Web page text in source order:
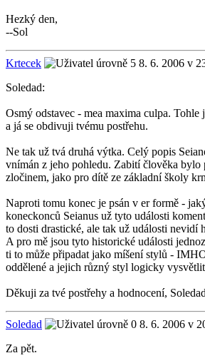
Hezký den,
--Sol
Krtecek
8. 6. 2006 v
Soledad:
Osmý odstavec - mea maxima culpa. Tohle
a já se obdivuji tvému postřehu.
Ne tak už tvá druhá výtka. Celý popis
vnímán z jeho pohledu. Zabití člověka bylo
zločinem, jako pro dítě ze základní školy
Naproti tomu konec je psán v er formě -
koneckonců Seianus už tyto události
to dosti drastické, ale tak už události nevidí
A pro mě jsou tyto historické události
ti to může připadat jako míšení stylů -
oddělené a jejich různý styl logicky
Děkuji za tvé postřehy a hodnocení,
Soledad
8. 6. 2006 v
Za pět.